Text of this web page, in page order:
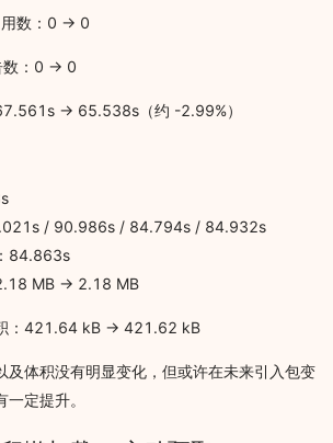
数：0 -> 0
：0 -> 0
-> 65.538s（约 -2.99%）
/ 90.986s / 84.794s / 84.932s
84.863s
MB -> 2.18 MB
：421.64 kB -> 421.62 kB
及体积没有明显变化，但或许在未来引入包变
定提升。